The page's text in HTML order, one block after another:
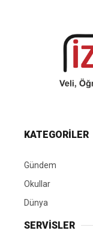
KATEGORİLER
Gündem
Okullar
Dünya
SERVİSLER